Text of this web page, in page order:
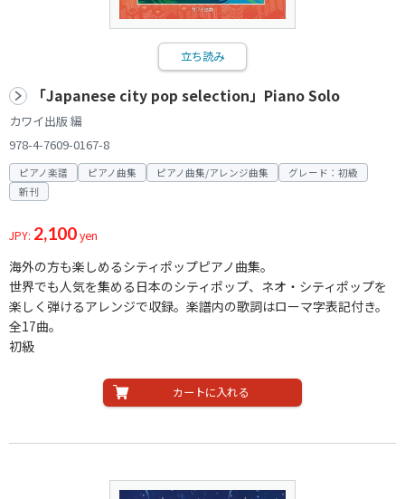
立ち読み
「Japanese city pop selection」Piano Solo
カワイ出版 編
978-4-7609-0167-8
ピアノ楽譜 ピアノ曲集 ピアノ曲集/アレンジ曲集
グレード：初級
新刊
JPY: 2,100yen
海外の方も楽しめるシティポップピアノ曲集。
世界でも人気を集める日本のシティポップ、ネオ・シティポップを
楽しく弾けるアレンジで収録。楽譜内の歌詞はローマ字表記付き。
全17曲。
初級
カートに入れる